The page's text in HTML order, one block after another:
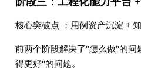
核心突破点 ：用例资产沉淀 +
前两个阶段解决了"怎么做"的问
得更好"的问题。